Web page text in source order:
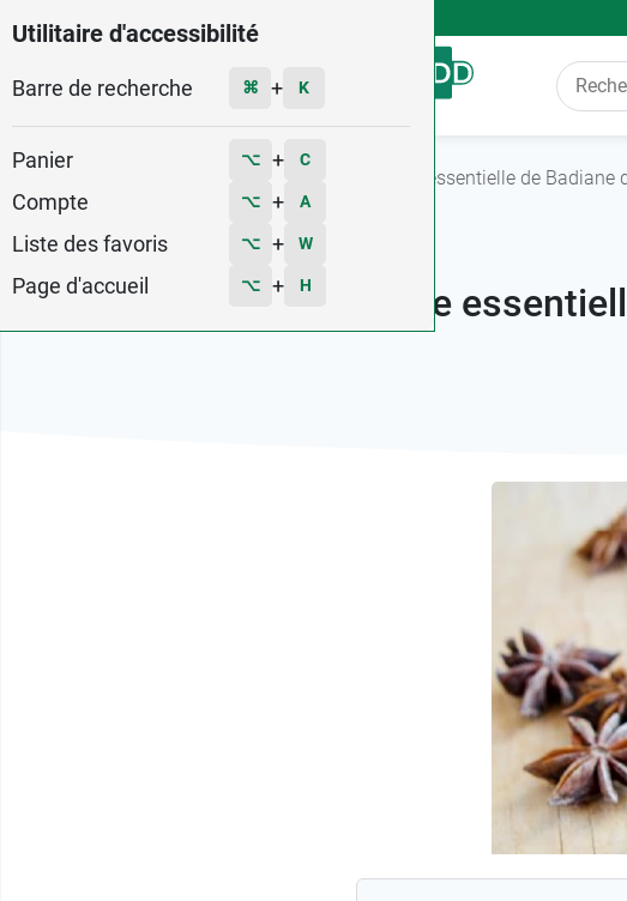
Utilitaire d'accessibilité
Barre de recherche ⌘ + K
Panier ⌥ + C
Compte ⌥ + A
Liste des favoris ⌥ + W
Page d'accueil ⌥ + H
Menu
Huile essentielle de Badiane
Huile